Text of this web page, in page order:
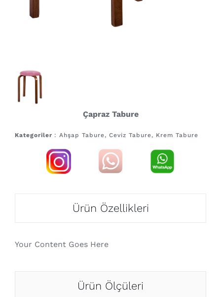
Çapraz Tabure
Kategoriler : Ahşap Tabure, Ceviz Tabure, Krem Tabure
Ürün Özellikleri
Your Content Goes Here
Ürün Ölçüleri